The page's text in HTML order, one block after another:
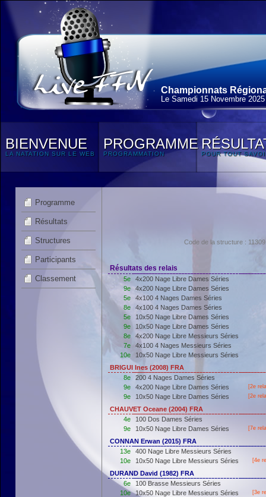
Championnats
Le Samedi 15 Novembre 2025
BIENVENUE
LA NATATION SUR LE WEB
PROGRAMME
PROGRAMMATION POUR TOUT
Programme
Résultats
Structures
Participants
Classement
Code de la structure :
Résultats des relais
5e
4x200 Nage Libre Dames Séries
9e
4x200 Nage Libre Dames Séries
5e
4x100 4 Nages Dames Séries
8e
4x100 4 Nages Dames Séries
5e
10x50 Nage Libre Dames Séries
9e
10x50 Nage Libre Dames Séries
8e
4x200 Nage Libre Messieurs Séries
7e
4x100 4 Nages Messieurs Séries
10e
10x50 Nage Libre Messieurs Séries
BRIGUI Ines (2008) FRA
8e
200 4 Nages Dames Séries
9e
4x200 Nage Libre Dames Séries [2e
9e 10x50 Nage Libre Dames Séries [2e
CHAUVET Oceane (2004) FRA
4e
100 Dos Dames Séries
9e
10x50 Nage Libre Dames Séries [7e
CONNAN Erwan (2015) FRA
13e
400 Nage Libre Messieurs Séries
10e
10x50 Nage Libre Messieurs Séries [4e
DURAND David (1982) FRA
6e
100 Brasse Messieurs Séries
10e
10x50 Nage Libre Messieurs Séries [3e